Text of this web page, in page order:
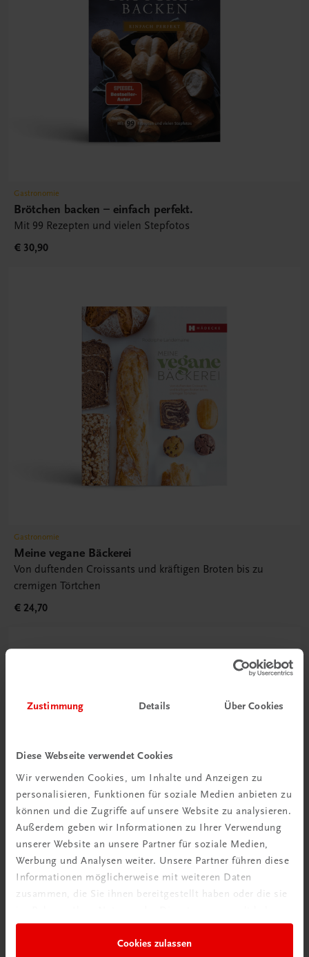
Zustimmung Details Über Cookies
Diese Webseite verwendet Cookies
Wir verwenden Cookies, um Inhalte und Anzeigen zu
personalisieren, Funktionen für soziale Medien anbieten zu
können und die Zugriffe auf unsere Website zu analysieren.
Außerdem geben wir Informationen zu Ihrer Verwendung
unserer Website an unsere Partner für soziale Medien,
Werbung und Analysen weiter. Unsere Partner führen diese
Informationen möglicherweise mit weiteren Daten
zusammen, die Sie ihnen bereitgestellt haben oder die sie
Cookies zulassen
Gastronomie
Brötchen backen – einfach perfekt.
Mit 99 Rezepten und vielen Stepfotos
€ 30,90
Gastronomie
Meine vegane Bäckerei
Von duftenden Croissants und kräftigen Broten bis zu
cremigen Törtchen
€ 24,70
Gastronomie
Die österreichische Brotansprache